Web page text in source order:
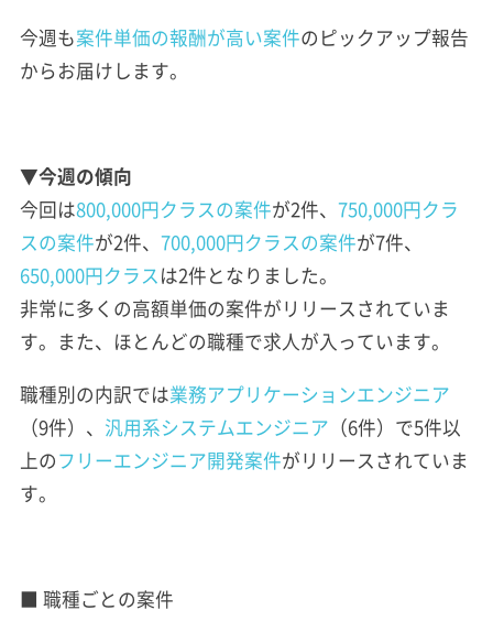
今週も案件単価の報酬が高い案件のピックアップ報告
からお届けします。
▼今週の傾向
今回は800,000円クラスの案件が2件、 750,000円クラ
スの案件が2件、 700,000円クラスの案件が7件、
650,000円クラスは2件となりました。
非常に多くの高額単価の案件がリリースされていま
す。また、ほとんどの職種で求人が入っています。
職種別の内訳では業務アプリケーションエンジニア
（9件）、 汎用系システムエンジニア （6件）で5件以
上のフリーエンジニア開発案件がリリースされていま
す。
■ 職種ごとの案件